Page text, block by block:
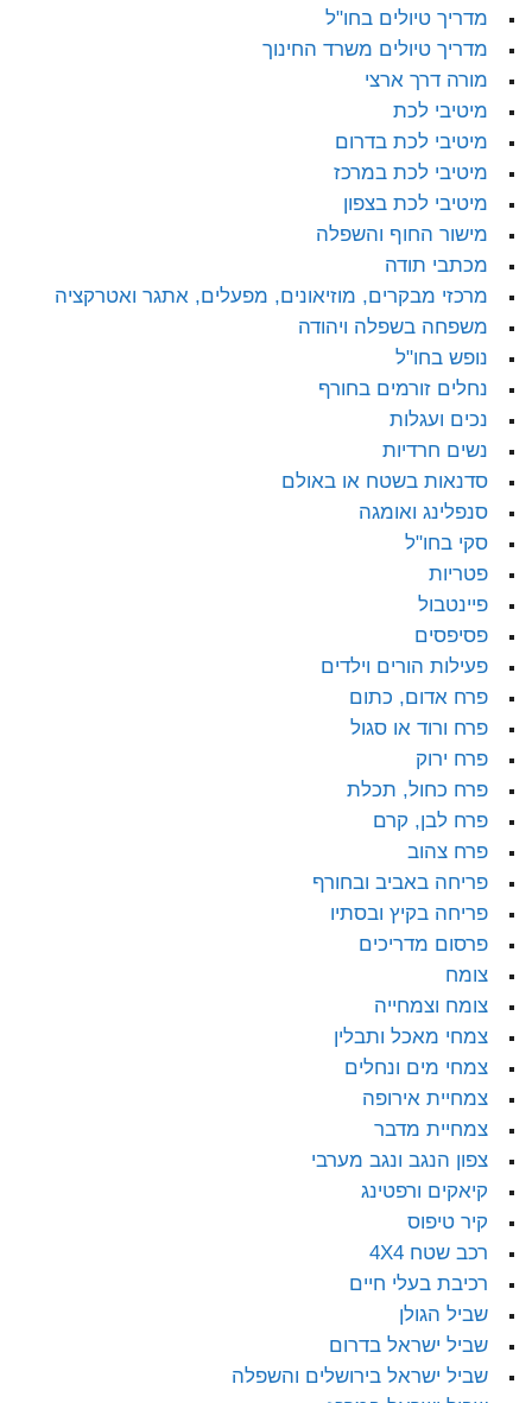
מדריך טיולים בחו"ל
מדריך טיולים משרד החינוך
מורה דרך ארצי
מיטיבי לכת
מיטיבי לכת בדרום
מיטיבי לכת במרכז
מיטיבי לכת בצפון
מישור החוף והשפלה
מכתבי תודה
מרכזי מבקרים, מוזיאונים, מפעלים, אתגר ואטרקציה
משפחה בשפלה ויהודה
נופש בחו"ל
נחלים זורמים בחורף
נכים ועגלות
נשים חרדיות
סדנאות בשטח או באולם
סנפלינג ואומגה
סקי בחו"ל
פטריות
פיינטבול
פסיפסים
פעילות הורים וילדים
פרח אדום, כתום
פרח ורוד או סגול
פרח ירוק
פרח כחול, תכלת
פרח לבן, קרם
פרח צהוב
פריחה באביב ובחורף
פריחה בקיץ ובסתיו
פרסום מדריכים
צומח
צומח וצמחייה
צמחי מאכל ותבלין
צמחי מים ונחלים
צמחיית אירופה
צמחיית מדבר
צפון הנגב ונגב מערבי
קיאקים ורפטינג
קיר טיפוס
רכב שטח 4X4
רכיבת בעלי חיים
שביל הגולן
שביל ישראל בדרום
שביל ישראל בירושלים והשפלה